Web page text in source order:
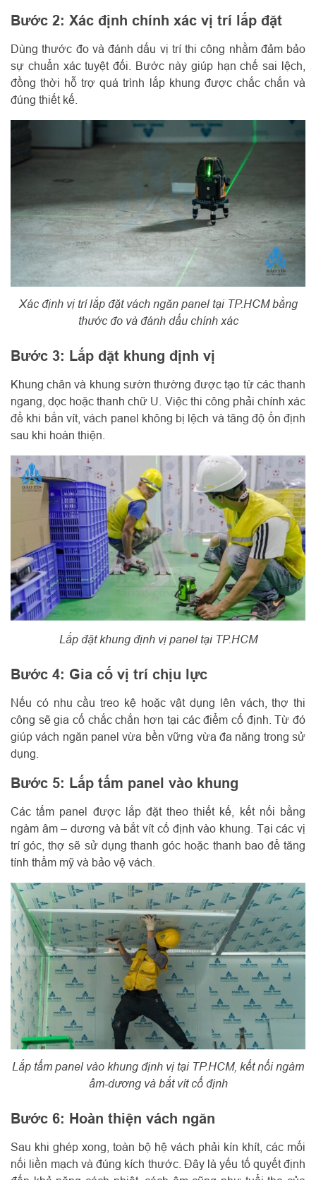
Bước 2: Xác định chính xác vị trí lắp đặt
Dùng thước đo và đánh dấu vị trí thi công nhằm đảm bảo
sự chuẩn xác tuyệt đối. Bước này giúp hạn chế sai lệch,
đồng thời hỗ trợ quá trình lắp khung được chắc chắn và
đúng thiết kế.
Xác định vị trí lắp đặt vách ngăn panel tại TP.HCM bằng
thước đo và đánh dấu chính xác
Bước 3: Lắp đặt khung định vị
Khung chân và khung sườn thường được tạo từ các thanh
ngang, dọc hoặc thanh chữ U. Việc thi công phải chính xác
để khi bắn vít, vách panel không bị lệch và tăng độ ổn định
sau khi hoàn thiện.
Lắp đặt khung định vị panel tại TP.HCM
Bước 4: Gia cố vị trí chịu lực
Nếu có nhu cầu treo kệ hoặc vật dụng lên vách, thợ thi
công sẽ gia cố chắc chắn hơn tại các điểm cố định. Từ đó
giúp vách ngăn panel vừa bền vững vừa đa năng trong sử
dụng.
Bước 5: Lắp tấm panel vào khung
Các tấm panel được lắp đặt theo thiết kế, kết nối bằng
ngàm âm – dương và bắt vít cố định vào khung. Tại các vị
trí góc, thợ sẽ sử dụng thanh góc hoặc thanh bao để tăng
tính thẩm mỹ và bảo vệ vách.
Lắp tấm panel vào khung định vị tại TP.HCM, kết nối ngàm
âm-dương và bắt vít cố định
Bước 6: Hoàn thiện vách ngăn
Sau khi ghép xong, toàn bộ hệ vách phải kín khít, các mối
nối liền mạch và đúng kích thước. Đây là yếu tố quyết định